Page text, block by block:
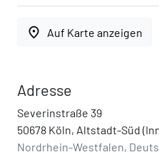
place Auf Karte anzeigen
Adresse
Severinstraße 39
50678 Köln, Altstadt-Süd
Nordrhein-Westfalen,